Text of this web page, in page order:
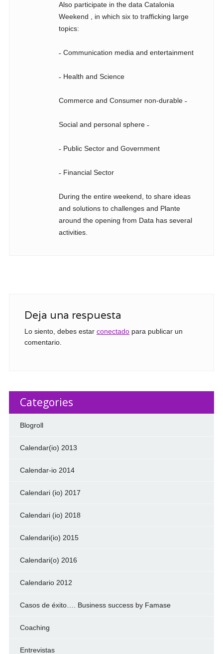
Also participate in the data Catalonia
Weekend , in which six to trafficking large
topics:
˗ Communication media and entertainment
˗ Health and Science
Commerce and Consumer non-durable ˗
Social and personal sphere ˗
˗ Public Sector and Government
˗ Financial Sector
During the entire weekend, to share ideas
and solutions to challenges and Plante
around the opening from Data has several
activities.
Deja una respuesta
Lo siento, debes estar conectadopara publicar un
comentario.
Categories
Blogroll
Calendar(io) 2013
Calendar-io 2014
Calendari (io) 2017
Calendari (io) 2018
Calendari(io) 2015
Calendari(o) 2016
Calendario 2012
Casos de éxito…. Business success by Famase
Coaching
Entrevistas